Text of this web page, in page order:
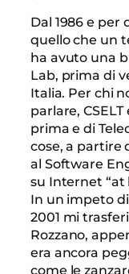
Dal 1986 e per
quello che un
ha avuto una
Lab, prima di
Italia. Per chi
parlare,
prima e di
cose, a partire
al Software
su Internet “at
In un impeto
2001 mi
Rozzano,
era ancora
come le